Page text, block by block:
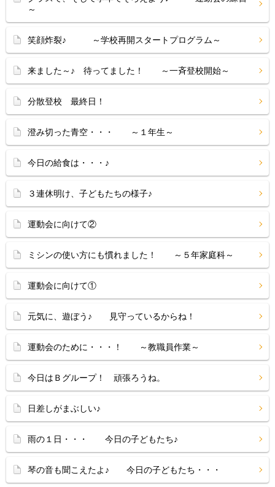
～
笑顔炸裂♪ ～学校再開スタートプログラム～
来ました～♪ 待ってました！ ～一斉登校開始～
分散登校 最終日！
澄み切った青空・・・ ～１年生～
今日の給食は・・・♪
３連休明け、子どもたちの様子♪
運動会に向けて②
ミシンの使い方にも慣れました！ ～５年家庭科～
運動会に向けて①
元気に、遊ぼう♪ 見守っているからね！
運動会のために・・・！ ～教職員作業～
今日はＢグループ！ 頑張ろうね。
日差しがまぶしい♪
雨の１日・・・ 今日の子どもたち♪
琴の音も聞こえたよ♪ 今日の子どもたち・・・